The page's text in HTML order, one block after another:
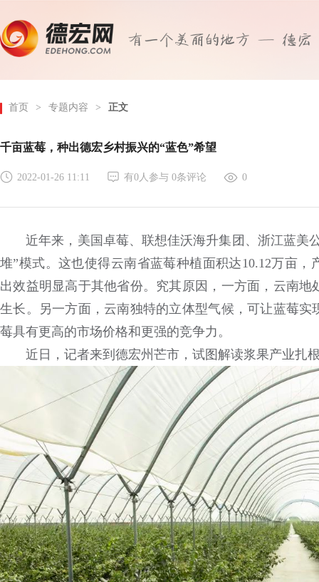
首页 > 专题内容 > 正文
千亩蓝莓，种出德宏乡村振兴的“蓝色”希望
2022-01-26 11:11 有0人参与 0条评论 0
近年来，美国卓莓、联想佳沃海升集团、浙江蓝美
堆”模式。这也使得云南省蓝莓种植面积达10.12万亩，
出效益明显高于其他省份。究其原因，一方面，云南
生长。另一方面，云南独特的立体型气候，可让蓝莓
莓具有更高的市场价格和更强的竞争力。
近日，记者来到德宏州芒市，试图解读浆果产业扎